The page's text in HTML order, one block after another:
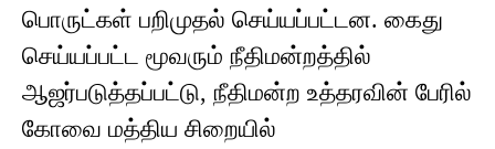
பொருட்கள் பறிமுதல் செய்யப்பட்டன. கைது
செய்யப்பட்ட மூவரும் நீதிமன்றத்தில்
ஆஜர்படுத்தப்பட்டு, நீதிமன்ற உத்தரவின் பேரில்
கோவை மத்திய சிறையில்